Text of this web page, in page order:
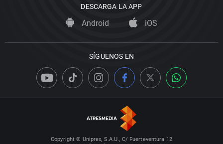
DESCARGA LA APP
Android iOS
SÍGUENOS EN
Copyright © Uniprex, S.A.U., C/ Fuerteventura 12